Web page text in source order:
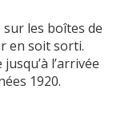
sur les boîtes de
en soit sorti.
l’arrivée
1920.